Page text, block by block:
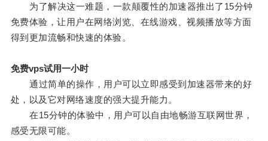
为了解决这一难题，一款颠覆性的加速器推出了15分钟
免费体验，让用户在网络浏览、在线游戏、视频播放等方面
得到更加流畅和快速的体验。
免费vps试用一小时
通过简单的操作，用户可以立即感受到加速器带来的好
处，以及它对网络速度的强大提升能力。
在15分钟的体验中，用户可以自由地畅游互联网世界，
感受无限可能。